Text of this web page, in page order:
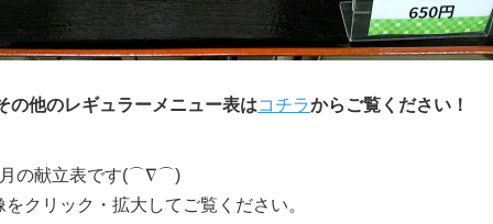
の他のレギュラーメニュー表はコチラからご覧ください！
の献立表です(⌒∇⌒)
をクリック・拡大してご覧ください。